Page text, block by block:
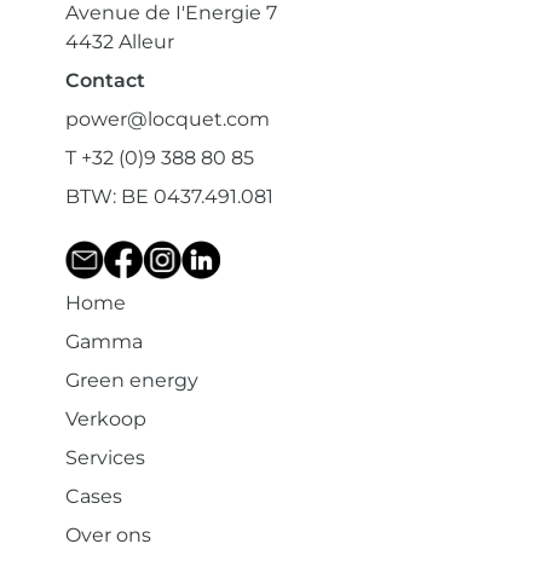
Avenue de I'Energie 7
4432 Alleur
Contact
power@locquet.com
T +32 (0)9 388 80 85
BTW: BE 0437.491.081
Home
Gamma
Green energy
Verkoop
Services
Cases
Over ons